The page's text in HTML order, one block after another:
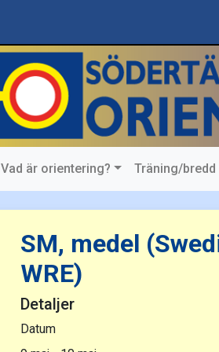
Vad är orientering? Träning/bredd
SM, medel (Swedish
SM, medel
WRE)
Detaljer
Datum